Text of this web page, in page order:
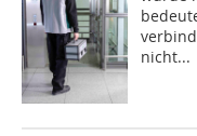
nicht...